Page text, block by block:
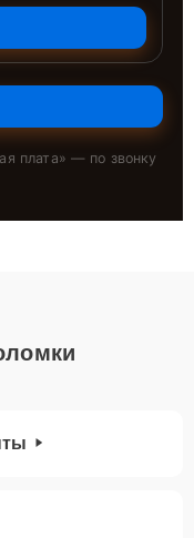
плата» — по звонку